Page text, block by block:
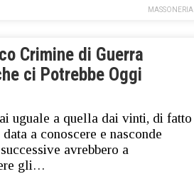
MASSONERIA
Crimine di Guerra
ci Potrebbe Oggi
uguale a quella dai vinti, di fatto
a conoscere e nasconde
avrebbero a
gli…